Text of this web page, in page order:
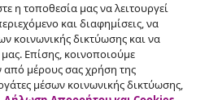
η τοποθεσία μας να λειτουργεί
και διαφημίσεις, να
κοινωνικής δικτύωσης και να
Επίσης, κοινοποιούμε
από μέρους σας χρήση της
μέσων κοινωνικής δικτύωσης,